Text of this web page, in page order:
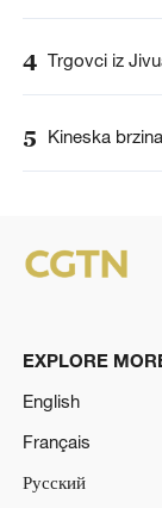
4 Trgovci iz
5 Kineska brzina
EXPLORE
English
Français
Русский